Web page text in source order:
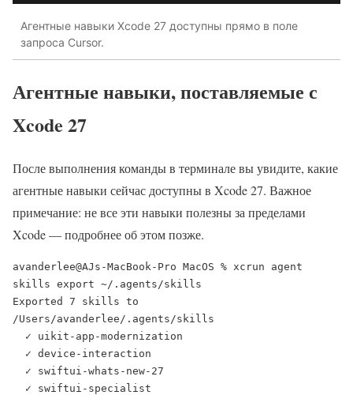
Агентные навыки Xcode 27 доступны прямо в поле
запроса Cursor.
Агентные навыки, поставляемые с
Xcode 27
После выполнения команды в терминале вы увидите, какие
агентные навыки сейчас доступны в Xcode 27. Важное
примечание: не все эти навыки полезны за пределами
Xcode — подробнее об этом позже.
avanderlee@AJs-MacBook-Pro MacOS % xcrun agent
skills export ~/.agents/skills
Exported 7 skills to
/Users/avanderlee/.agents/skills